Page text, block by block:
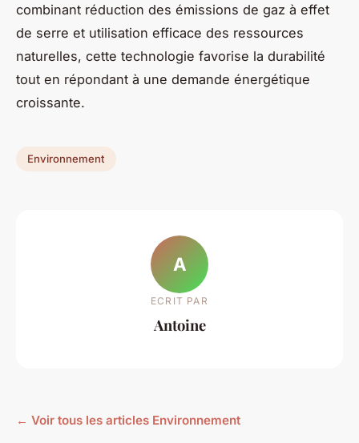
combinant réduction des émissions de gaz à effet
de serre et utilisation efficace des ressources
naturelles, cette technologie favorise la durabilité
tout en répondant à une demande énergétique
croissante.
Environnement
A
ECRIT PAR
Antoine
← Voir tous les articles Environnement